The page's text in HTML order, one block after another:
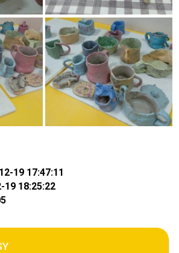
19 17:47:11
19 18:25:22